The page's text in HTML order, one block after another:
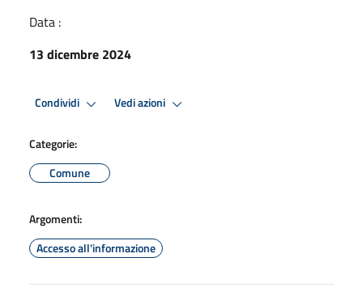
Data :
13 dicembre 2024
Condividi Vedi azioni
Categorie:
Comune
Argomenti:
Accesso all'informazione